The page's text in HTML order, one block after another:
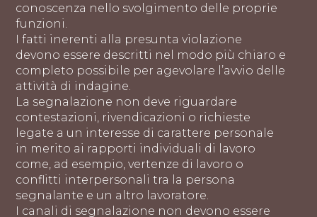
conoscenza nello svolgimento delle proprie
funzioni.
I fatti inerenti alla presunta violazione
devono essere descritti nel modo più chiaro e
completo possibile per agevolare l’avvio delle
attività di indagine.
La segnalazione non deve riguardare
contestazioni, rivendicazioni o richieste
legate a un interesse di carattere personale
in merito ai rapporti individuali di lavoro
come, ad esempio, vertenze di lavoro o
conflitti interpersonali tra la persona
segnalante e un altro lavoratore.
I canali di segnalazione non devono essere